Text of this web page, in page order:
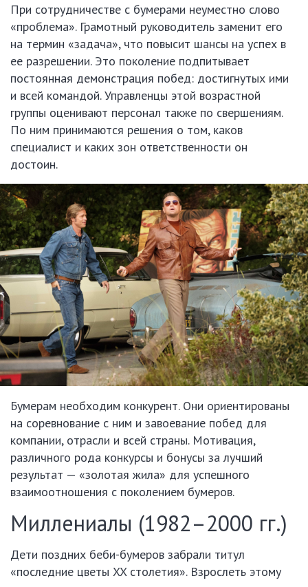
При сотрудничестве с бумерами неуместно слово
«проблема». Грамотный руководитель заменит его
на термин «задача», что повысит шансы на успех в
ее разрешении. Это поколение подпитывает
постоянная демонстрация побед: достигнутых ими
и всей командой. Управленцы этой возрастной
группы оценивают персонал также по свершениям.
По ним принимаются решения о том, каков
специалист и каких зон ответственности он
достоин.
Бумерам необходим конкурент. Они ориентированы
на соревнование с ним и завоевание побед для
компании, отрасли и всей страны. Мотивация,
различного рода конкурсы и бонусы за лучший
результат — «золотая жила» для успешного
взаимоотношения с поколением бумеров.
Миллениалы (1982–2000 гг.)
Дети поздних беби-бумеров забрали титул
«последние цветы XX столетия». Взрослеть этому